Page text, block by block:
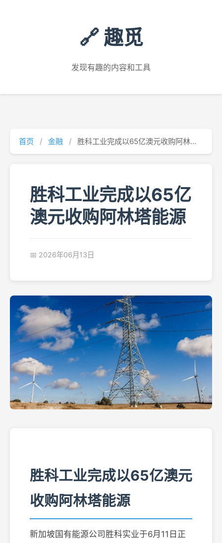
🔗 趣觅
发现有趣的内容和工具
首页 / 金融 / 胜科工业完成以65亿澳元收购阿林塔能源
胜科工业完成以65亿
澳元收购阿林塔能源
📅 2026年06月13日
胜科工业完成以65亿澳元
收购阿林塔能源
新加坡国有能源公司胜科实业于6月11日正